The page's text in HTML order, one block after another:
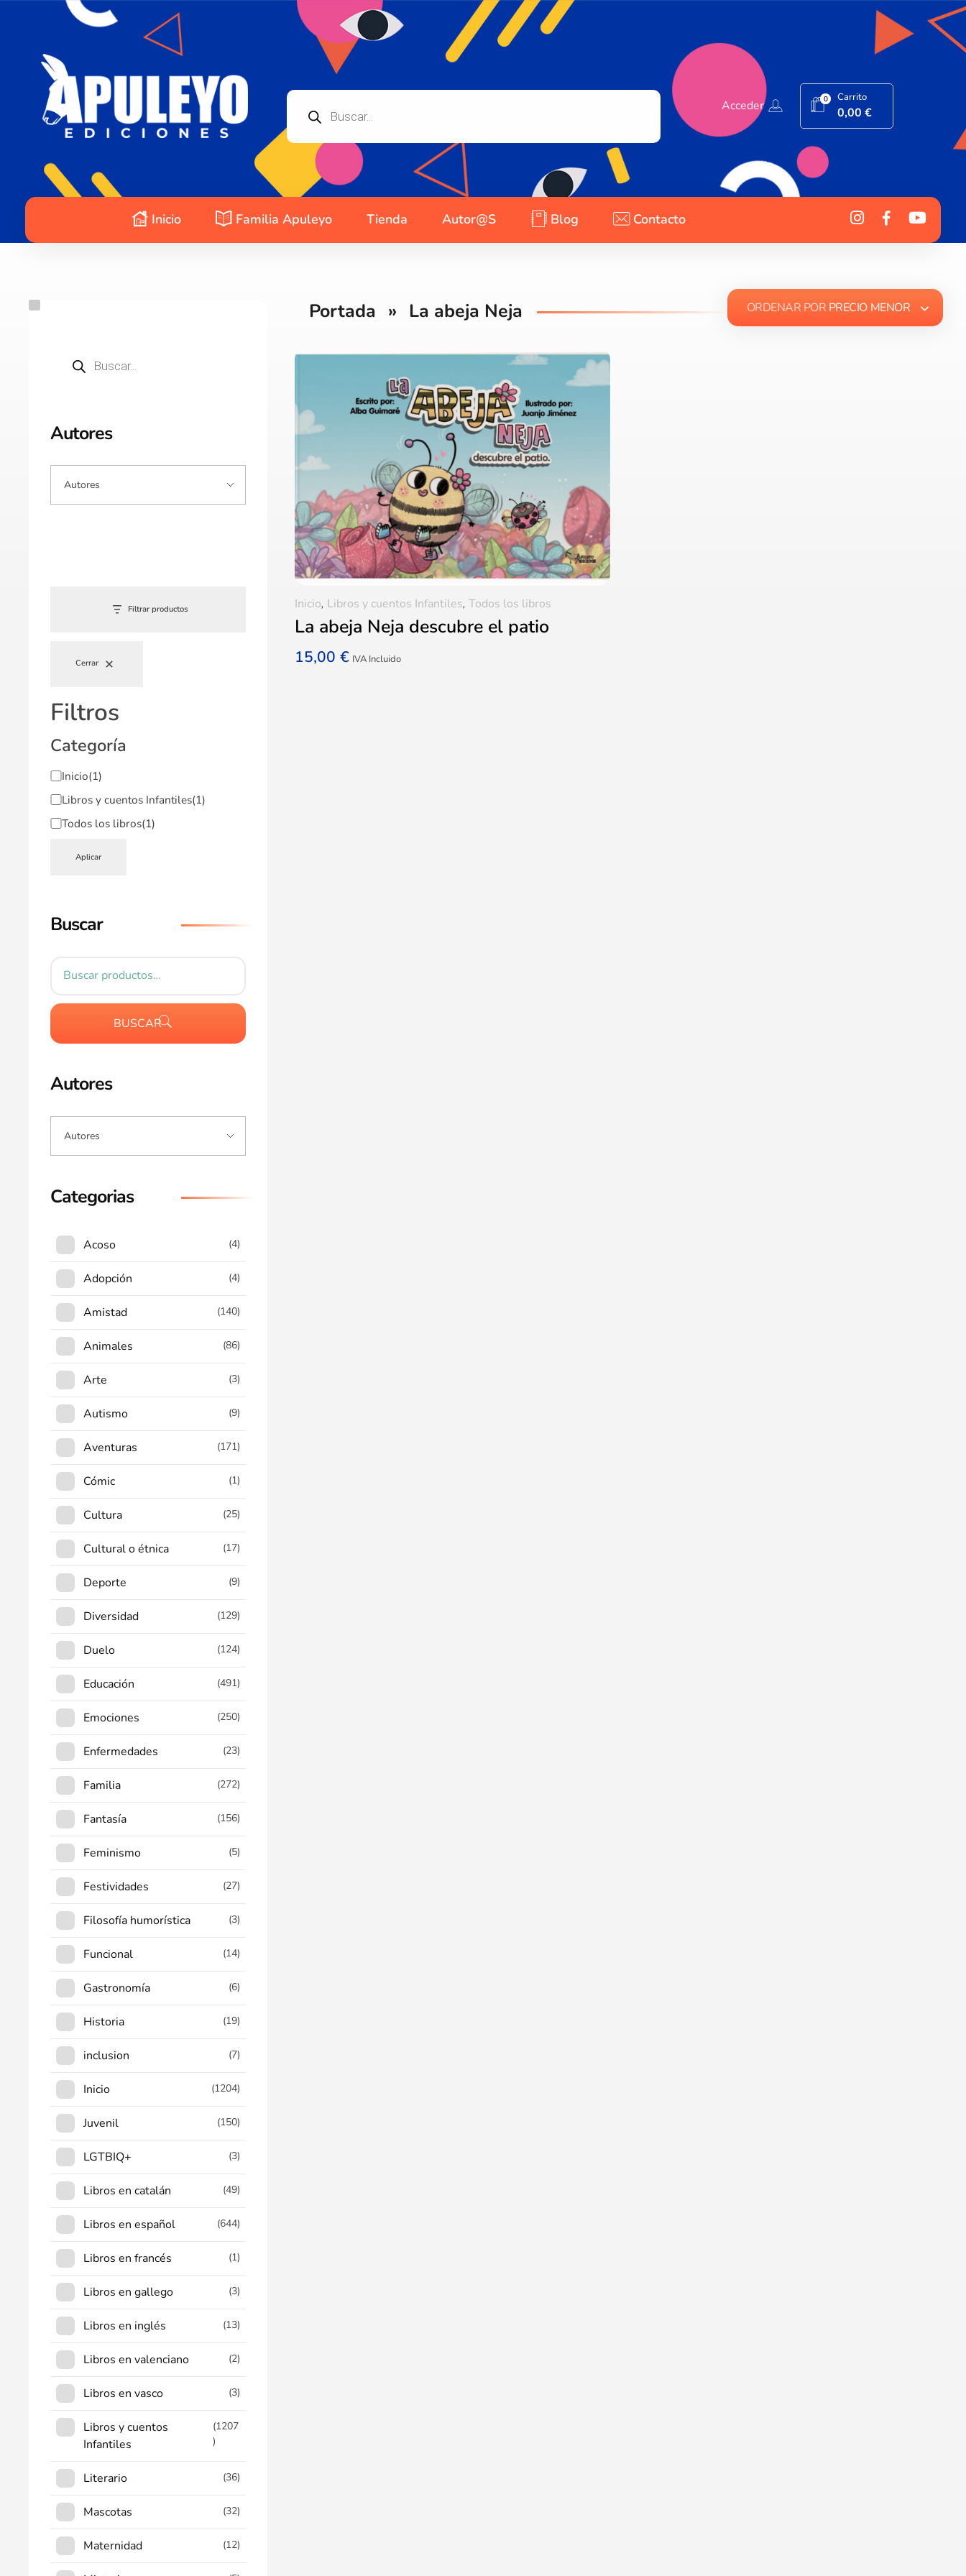
Acceder 0 Carrito
0,00€
Inicio Familia Apuleyo Tienda Autor@s Blog Contacto
Portada » La abeja Neja ORDENAR POR PRECIO MENOR
La abeja Neja descubre el patio
15,00€ IVA Incluido
Inicio, Libros y cuentos Infantiles,Todos los libros
Autores
Filtrar productos
Cerrar
Filtros
Categoría
Inicio(1)
Libros y cuentos Infantiles(1)
Todos los libros(1)
Aplicar
Buscar
BUSCAR
Autores
Categorias
Acoso (4)
Adopción (4)
Amistad (140)
Animales (86)
Arte (3)
Autismo (9)
Aventuras (171)
Cómic (1)
Cultura (25)
Cultural o étnica (17)
Deporte (9)
Diversidad (129)
Duelo (124)
Educación (491)
Emociones (250)
Enfermedades (23)
Familia (272)
Fantasía (156)
Feminismo (5)
Festividades (27)
Filosofía humorística (3)
Funcional (14)
Gastronomía (6)
Historia (19)
inclusion (7)
Inicio (1204)
Juvenil (150)
LGTBIQ+ (3)
Libros en catalán (49)
Libros en español (644)
Libros en francés (1)
Libros en gallego (3)
Libros en inglés (13)
Libros en valenciano (2)
Libros en vasco (3)
Libros y cuentos
Infantiles
(1207
)
Literario (36)
Mascotas (32)
Maternidad (12)